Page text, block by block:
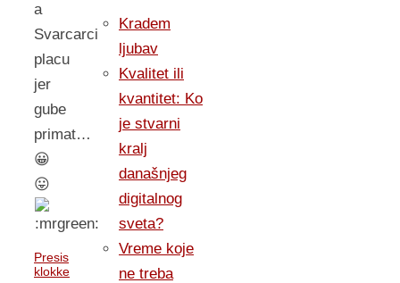
a
Svarcarci
placu
jer
gube
primat…
😀
😛
Presis
klokke
Kradem
ljubav
Kvalitet ili
kvantitet: Ko
je stvarni
kralj
današnjeg
digitalnog
sveta?
Vreme koje
ne treba